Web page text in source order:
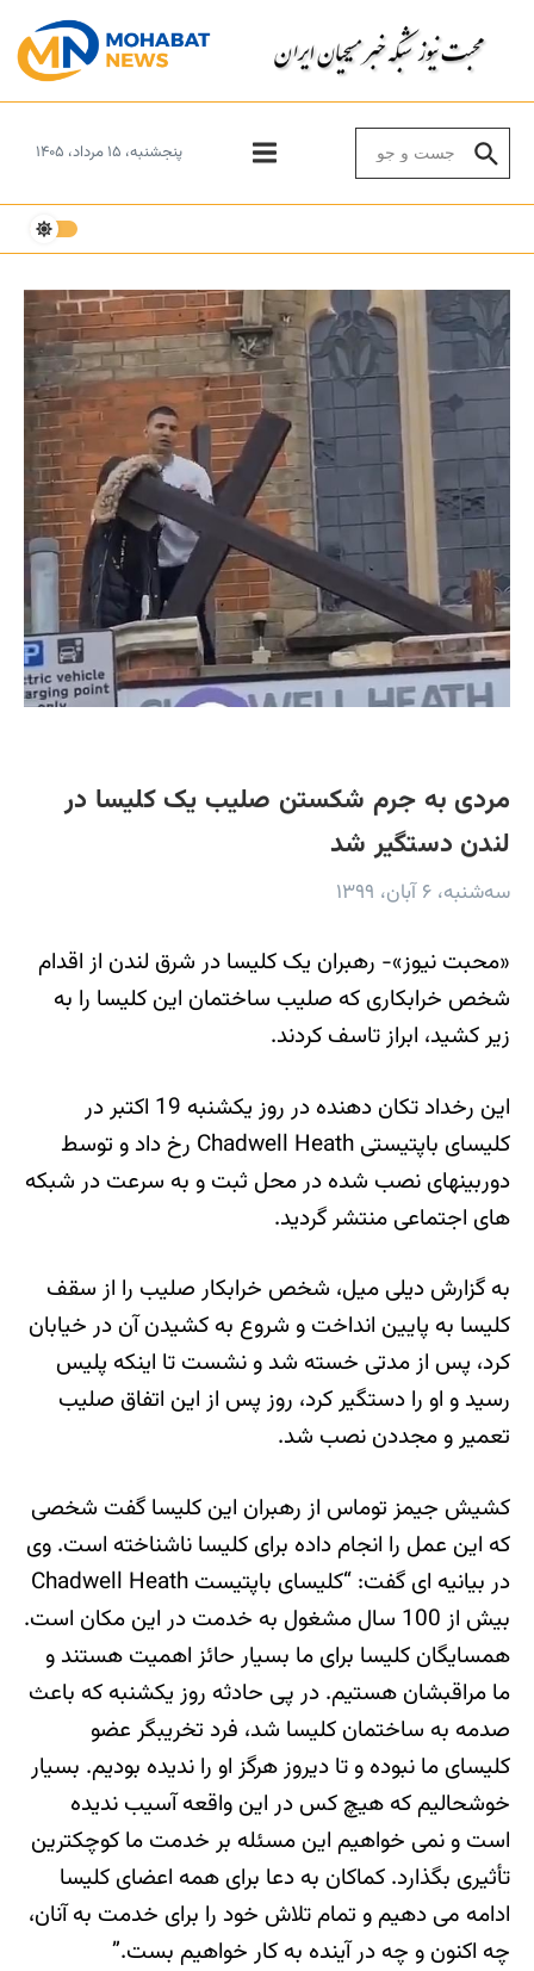
پنجشنبه، ۱۵ مرداد، ۱۴۰۵
مردی به جرم شکستن صلیب یک کلیسا در
لندن دستگیر شد
سه‌شنبه، ۶ آبان، ۱۳۹۹
«محبت نیوز»- رهبران یک کلیسا در شرق لندن از اقدام
شخص خرابکاری که صلیب ساختمان این کلیسا را به
زیر کشید، ابراز تاسف کردند.
این رخداد تکان دهنده در روز یکشنبه 19 اکتبر در
کلیسای باپتیستی Chadwell Heath رخ داد و توسط
دوربینهای نصب شده در محل ثبت و به سرعت در شبکه
های اجتماعی منتشر گردید.
به گزارش دیلی میل، شخص خرابکار صلیب را از سقف
کلیسا به پایین انداخت و شروع به کشیدن آن در خیابان
کرد، پس از مدتی خسته شد و نشست تا اینکه پلیس
رسید و او را دستگیر کرد، روز پس از این اتفاق صلیب
تعمیر و مجددن نصب شد.
کشیش جیمز توماس از رهبران این کلیسا گفت شخصی
که این عمل را انجام داده برای کلیسا ناشناخته است. وی
در بیانیه ای گفت: “كلیسای باپتیست Chadwell Heath
بیش از 100 سال مشغول به خدمت در این مکان است.
همسایگان کلیسا برای ما بسیار حائز اهمیت هستند و
ما مراقبشان هستیم. در پی حادثه روز یکشنبه که باعث
صدمه به ساختمان کلیسا شد، فرد تخریبگر عضو
کلیسای ما نبوده و تا دیروز هرگز او را ندیده بودیم. بسیار
خوشحالیم که هیچ کس در این واقعه آسیب ندیده
است و نمی خواهیم این مسئله بر خدمت ما کوچکترین
تأثیری بگذارد. کماکان به دعا برای همه اعضای کلیسا
ادامه می دهیم و تمام تلاش خود را برای خدمت به آنان،
چه اکنون و چه در آینده به کار خواهیم بست.”